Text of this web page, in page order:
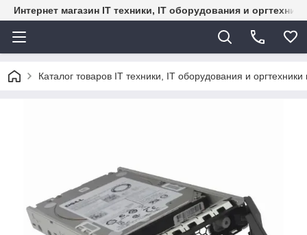
Интернет магазин IT техники, IT оборудования и
Каталог товаров IT техники, IT оборудования и